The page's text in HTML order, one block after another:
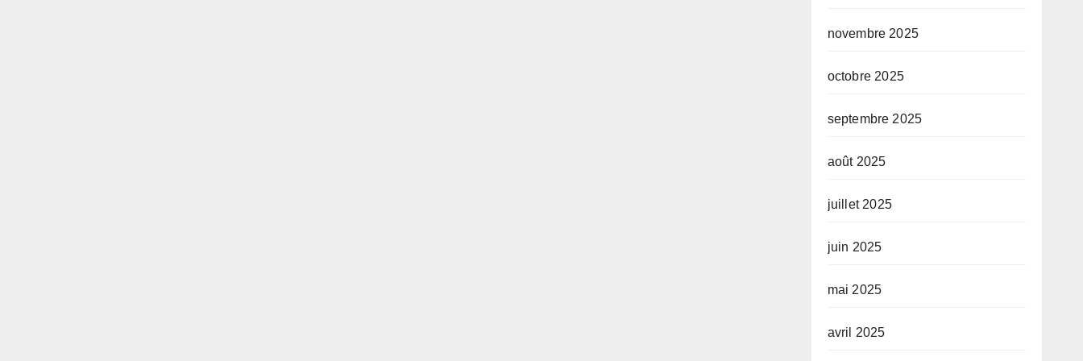
novembre 2025
octobre 2025
septembre 2025
août 2025
juillet 2025
juin 2025
mai 2025
avril 2025